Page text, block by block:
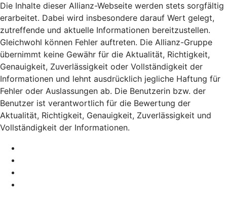
Die Inhalte dieser Allianz-Webseite werden stets sorgfältig
erarbeitet. Dabei wird insbesondere darauf Wert gelegt,
zutreffende und aktuelle Informationen bereitzustellen.
Gleichwohl können Fehler auftreten. Die Allianz-Gruppe
übernimmt keine Gewähr für die Aktualität, Richtigkeit,
Genauigkeit, Zuverlässigkeit oder Vollständigkeit der
Informationen und lehnt ausdrücklich jegliche Haftung für
Fehler oder Auslassungen ab. Die Benutzerin bzw. der
Benutzer ist verantwortlich für die Bewertung der
Aktualität, Richtigkeit, Genauigkeit, Zuverlässigkeit und
Vollständigkeit der Informationen.